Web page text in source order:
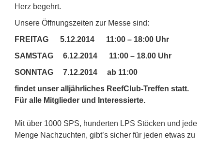
Herz begehrt.
Unsere Öffnungszeiten zur Messe sind:
FREITAG 5.12.2014 11:00 – 18:00 Uhr
SAMSTAG 6.12.2014 11:00 – 18.00 Uhr
SONNTAG 7.12.2014 ab 11:00
findet unser alljährliches ReefClub-Treffen statt.
Für alle Mitglieder und Interessierte.
Mit über 1000 SPS, hunderten LPS Stöcken und jede
Menge Nachzuchten, gibt’s sicher für jeden etwas zu